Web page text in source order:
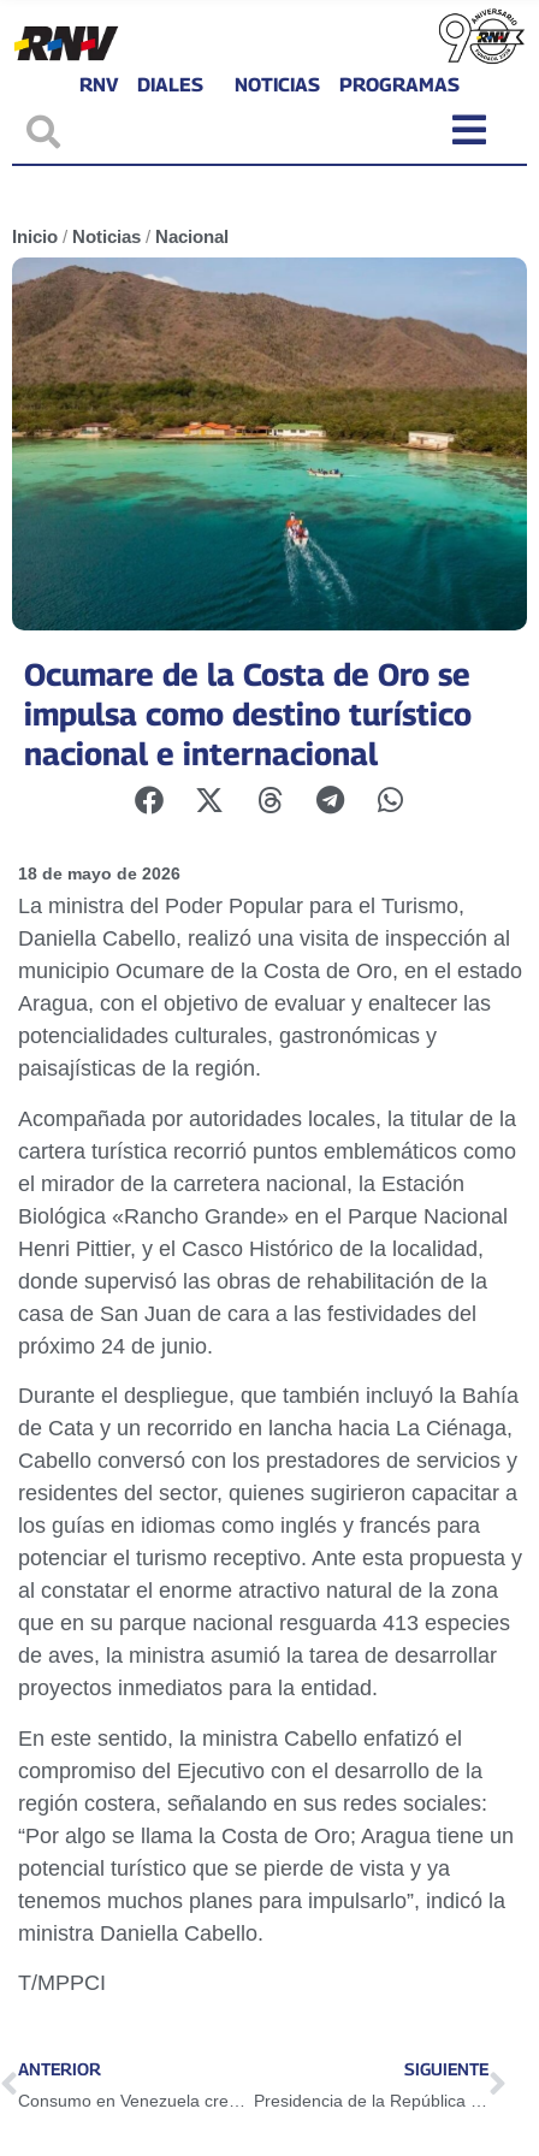
RNV DIALES NOTICIAS PROGRAMAS
Inicio / Noticias / Nacional
Ocumare de la Costa de Oro se
impulsa como destino turístico
nacional e internacional
18 de mayo de 2026
La ministra del Poder Popular para el Turismo,
Daniella Cabello, realizó una visita de inspección al
municipio Ocumare de la Costa de Oro, en el estado
Aragua, con el objetivo de evaluar y enaltecer las
potencialidades culturales, gastronómicas y
paisajísticas de la región.
Acompañada por autoridades locales, la titular de la
cartera turística recorrió puntos emblemáticos como
el mirador de la carretera nacional, la Estación
Biológica «Rancho Grande» en el Parque Nacional
Henri Pittier, y el Casco Histórico de la localidad,
donde supervisó las obras de rehabilitación de la
casa de San Juan de cara a las festividades del
próximo 24 de junio.
Durante el despliegue, que también incluyó la Bahía
de Cata y un recorrido en lancha hacia La Ciénaga,
Cabello conversó con los prestadores de servicios y
residentes del sector, quienes sugirieron capacitar a
los guías en idiomas como inglés y francés para
potenciar el turismo receptivo. Ante esta propuesta y
al constatar el enorme atractivo natural de la zona
que en su parque nacional resguarda 413 especies
de aves, la ministra asumió la tarea de desarrollar
proyectos inmediatos para la entidad.
En este sentido, la ministra Cabello enfatizó el
compromiso del Ejecutivo con el desarrollo de la
región costera, señalando en sus redes sociales:
“Por algo se llama la Costa de Oro; Aragua tiene un
potencial turístico que se pierde de vista y ya
tenemos muchos planes para impulsarlo”, indicó la
ministra Daniella Cabello.
T/MPPCI
ANTERIOR
Consumo en Venezuela creció 31% en el primer cuatrimestre del año
SIGUIENTE
Presidencia de la República lamenta fallecimiento de la ciudadana Carmen Teresa Navas y ratifica investigación de su caso